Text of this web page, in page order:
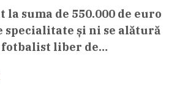
la suma de 550.000 de euro
specialitate și ni se alătură
fotbalist liber de…